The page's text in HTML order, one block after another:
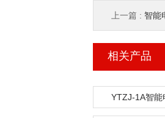
上一篇 : 智能
相关产品
YTZJ-1A智能